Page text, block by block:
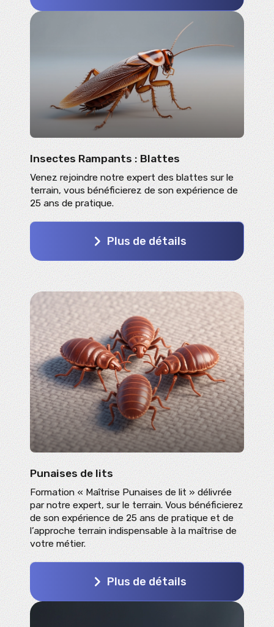
Insectes Rampants : Blattes
Venez rejoindre notre expert des blattes sur le
terrain, vous bénéficierez de son expérience de
25 ans de pratique.
Plus de détails
Punaises de lits
Formation « Maîtrise Punaises de lit » délivrée
par notre expert, sur le terrain. Vous bénéficierez
de son expérience de 25 ans de pratique et de
l’approche terrain indispensable à la maîtrise de
votre métier.
Plus de détails